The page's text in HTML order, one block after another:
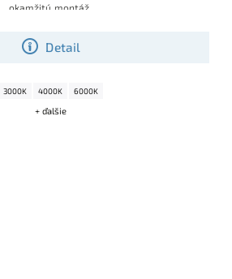
Detail
okamžitú montáž
3000K 4000K 6000K
+ ďalšie